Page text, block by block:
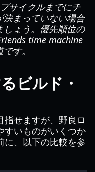
サイクルまでにチ
決まっていない場合
ょう。優先順位の
time machine
す。
ビルド・
指せますが、野良ロ
すいものがいくつか
に、以下の比較を参